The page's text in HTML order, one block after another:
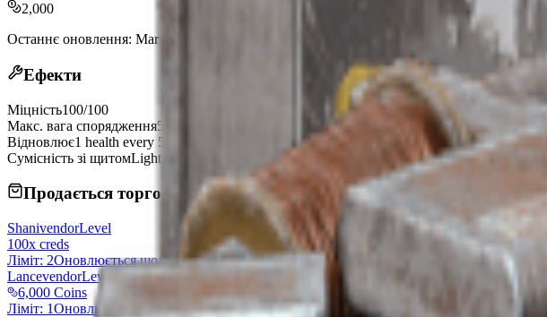
2,000
Останнє оновлення: Mar 22, 2026
Ефекти
Міцність100/100
Макс. вага спорядження55
Відновлює1 health every 5 seconds. When damage is taken, the effect is paused for 30 seconds.
Сумісність зі щитомLight, Medium, Heavy
Продається торговцями
ShanivendorLevel
100x creds
Ліміт: 2Оновлюється щодня
LancevendorLevel
6,000 Coins
Ліміт: 1Оновлюється щодня